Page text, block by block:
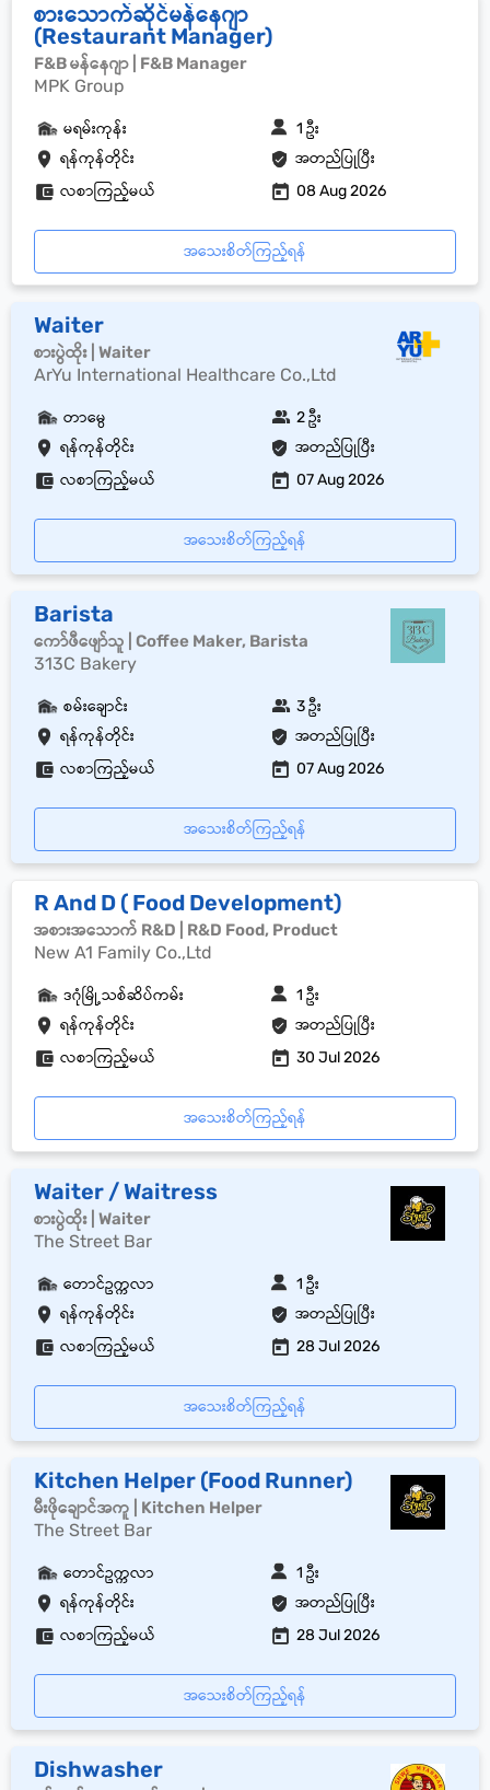
စားသောက်ဆိုင်မန်နေဂျာ
(Restaurant Manager)
F&B မန်နေဂျာ | F&B Manager
MPK Group
ရန်ကုန်တိုင်း အတည်ပြုပြီး
မရမ်းကုန်း 1 ဦး
လစာကြည့်မယ် 08 Aug 2026
အသေးစိတ်ကြည့်ရန်
Waiter
စားပွဲထိုး | Waiter
ArYu International Healthcare Co.,Ltd
ရန်ကုန်တိုင်း အတည်ပြုပြီး
တာမွေ 2 ဦး
လစာကြည့်မယ် 07 Aug 2026
အသေးစိတ်ကြည့်ရန်
Barista
ကော်ဖီဖျော်သူ | Coffee Maker, Barista
313C Bakery
ရန်ကုန်တိုင်း အတည်ပြုပြီး
စမ်းချောင်း 3 ဦး
လစာကြည့်မယ် 07 Aug 2026
အသေးစိတ်ကြည့်ရန်
R And D ( Food Development)
အစားအသောက် R&D | R&D Food, Product
New A1 Family Co.,Ltd
ရန်ကုန်တိုင်း အတည်ပြုပြီး
ဒဂုံမြို့သစ်ဆိပ်ကမ်း 1 ဦး
လစာကြည့်မယ် 30 Jul 2026
အသေးစိတ်ကြည့်ရန်
Waiter / Waitress
စားပွဲထိုး | Waiter
The Street Bar
ရန်ကုန်တိုင်း အတည်ပြုပြီး
တောင်ဥက္ကလာ 1 ဦး
လစာကြည့်မယ် 28 Jul 2026
အသေးစိတ်ကြည့်ရန်
Kitchen Helper (Food Runner)
မီးဖိုချောင်အကူ | Kitchen Helper
The Street Bar
ရန်ကုန်တိုင်း အတည်ပြုပြီး
တောင်ဥက္ကလာ 1 ဦး
လစာကြည့်မယ် 28 Jul 2026
အသေးစိတ်ကြည့်ရန်
Dishwasher